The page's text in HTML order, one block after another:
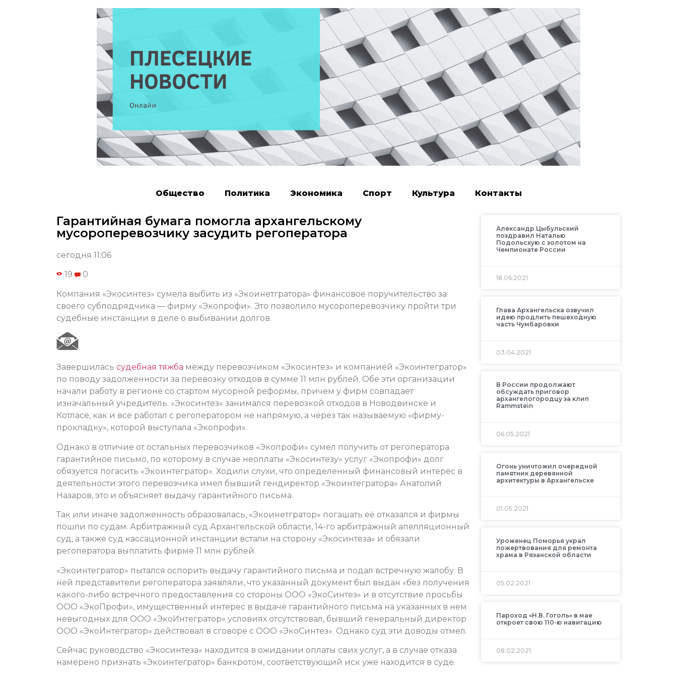
Общество Политика Экономика Спорт Культура Контакты
Гарантийная бумага помогла архангельскому
мусороперевозчику засудить регоператора
сегодня 11:06
19 0
Компания «Экосинтез» сумела выбить из «Экоинетгратора» финансовое поручительство за
своего субподрядчика — фирму «Экопрофи». Это позволило мусороперевозчику пройти три
судебные инстанции в деле о выбивании долгов.
Завершилась судебная тяжба между перевозчиком «Экосинтез» и компанией «Экоинтегратор»
по поводу задолженности за перевозку отходов в сумме 11 млн рублей. Обе эти организации
начали работу в регионе со стартом мусорной реформы, причем у фирм совпадает
изначальный учредитель. «Экосинтез» занимался перевозкой отходов в Новодвинске и
Котласе, как и все работал с регоператором не напрямую, а через так называемую «фирму-
прокладку», которой выступала «Экопрофи».
Однако в отличие от остальных перевозчиков «Экопрофи» сумел получить от регоператора
гарантийное письмо, по которому в случае неоплаты «Экосинтезу» услуг «Экопрофи» долг
обязуется погасить «Экоинтегратор». Ходили слухи, что определенный финансовый интерес в
деятельности этого перевозчика имел бывший гендиректор «Экоинтегратора» Анатолий
Назаров, это и объясняет выдачу гарантийного письма.
Так или иначе задолженность образовалась, «Экоинетгратор» погашать её отказался и фирмы
пошли по судам. Арбитражный суд Архангельской области, 14-го арбитражный апелляционный
суд, а также суд кассационной инстанции встали на сторону «Экосинтеза» и обязали
регоператора выплатить фирме 11 млн рублей.
«Экоинтегратор» пытался оспорить выдачу гарантийного письма и подал встречную жалобу. В
ней представители регоператора заявляли, что указанный документ был выдан «без получения
какого-либо встречного предоставления со стороны ООО «ЭкоСинтез» и в отсутствие просьбы
ООО «ЭкоПрофи», имущественный интерес в выдаче гарантийного письма на указанных в нем
невыгодных для ООО «ЭкоИнтегратор» условиях отсутствовал, бывший генеральный директор
ООО «ЭкоИнтегратор» действовал в сговоре с ООО «ЭкоСинтез». Однако суд эти доводы отмел.
Сейчас руководство «Экосинтеза» находится в ожидании оплаты свих услуг, а в случае отказа
намерено признать «Экоинтегратор» банкротом, соответствующий иск уже находится в суде.
Александр Цыбульский
поздравил Наталью
Подольскую с золотом на
Чемпионате России
18.06.2021
Глава Архангельска озвучил
идею продлить пешеходную
часть Чумбаровки
03.04.2021
В России продолжают
обсуждать приговор
архангелогородцу за клип
Rammstein
06.05.2021
Огонь уничтожил очередной
памятник деревянной
архитектуры в Архангельске
01.05.2021
Уроженец Поморья украл
пожертвования для ремонта
храма в Рязанской области
05.02.2021
Пароход «Н.В. Гоголь» в мае
откроет свою 110-ю навигацию
08.02.2021